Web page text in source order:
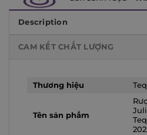
Description
CAM KẾT CHẤT LƯỢNG
Thương hiệu
Tên sản phẩm